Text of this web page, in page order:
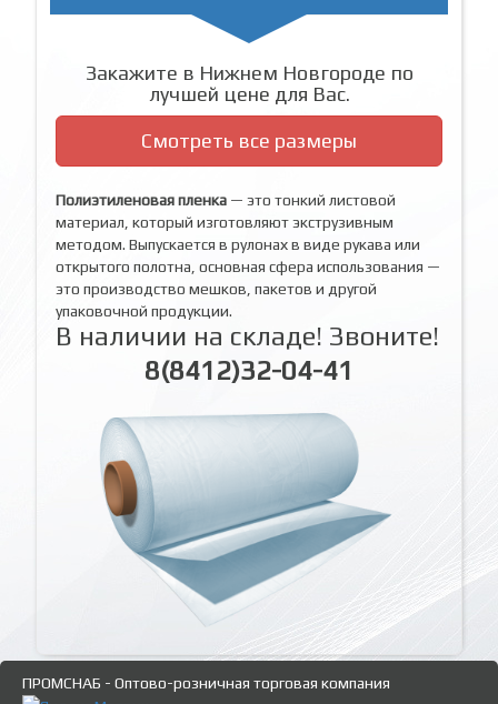
Закажите в Нижнем Новгороде по
лучшей цене для Вас.
Смотреть все размеры
Полиэтиленовая пленка — это тонкий листовой
материал, который изготовляют экструзивным
методом. Выпускается в рулонах в виде рукава или
открытого полотна, основная сфера использования —
это производство мешков, пакетов и другой
упаковочной продукции.
В наличии на складе! Звоните!
8(8412)32-04-41
ПРОМСНАБ - Оптово-розничная торговая компания